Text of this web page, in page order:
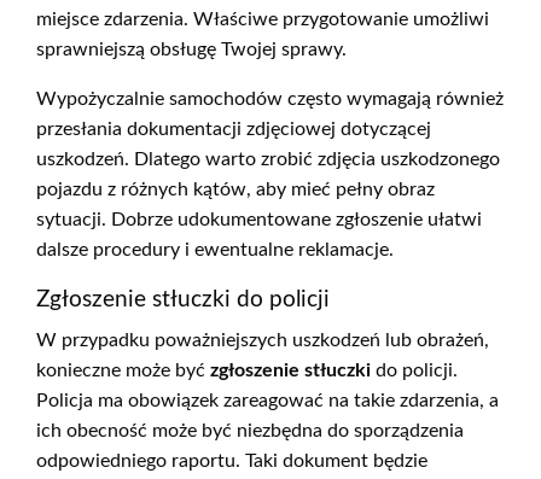
miejsce zdarzenia. Właściwe przygotowanie umożliwi
sprawniejszą obsługę Twojej sprawy.
Wypożyczalnie samochodów często wymagają również
przesłania dokumentacji zdjęciowej dotyczącej
uszkodzeń. Dlatego warto zrobić zdjęcia uszkodzonego
pojazdu z różnych kątów, aby mieć pełny obraz
sytuacji. Dobrze udokumentowane zgłoszenie ułatwi
dalsze procedury i ewentualne reklamacje.
Zgłoszenie stłuczki do policji
W przypadku poważniejszych uszkodzeń lub obrażeń,
konieczne może być zgłoszenie stłuczki do policji.
Policja ma obowiązek zareagować na takie zdarzenia, a
ich obecność może być niezbędna do sporządzenia
odpowiedniego raportu. Taki dokument będzie